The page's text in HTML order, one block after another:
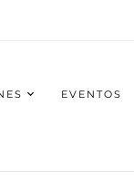
EVENTOS